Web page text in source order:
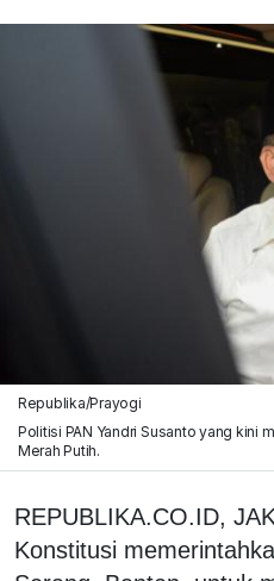
Republika/Prayogi
Politisi PAN Yandri Susanto yang kini
Merah Putih.
REPUBLIKA.CO.ID,
Konstitusi